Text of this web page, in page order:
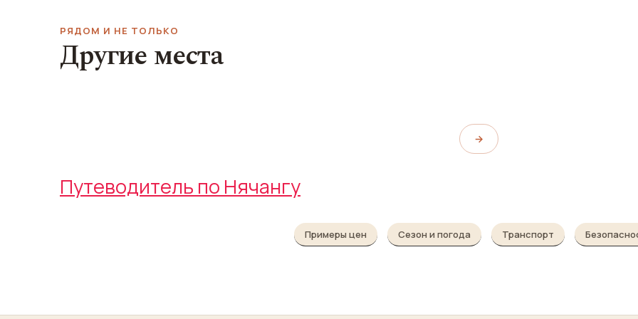
РЯДОМ И НЕ ТОЛЬКО
Другие места
Водопады Янг Бэй
→
Путеводитель по Нячангу
Примеры цен Сезон и погода Транспорт